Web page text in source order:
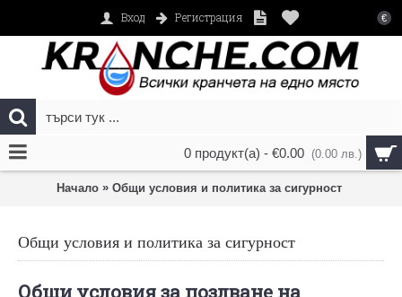
€
Вход Регистрация
0 продукт(а) - €0.00 (0.00 лв.)
Начало » Общи условия и политика за сигурност
Общи условия и политика за сигурност
Общи условия за позлване на